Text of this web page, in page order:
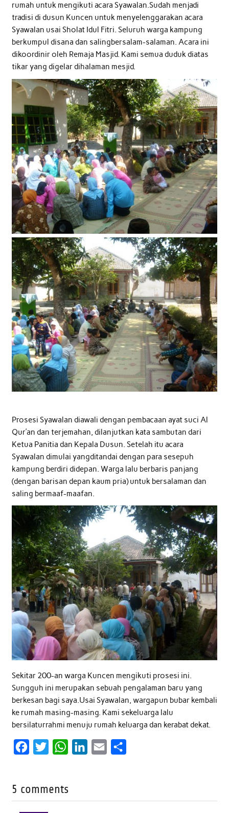
rumah untuk mengikuti acara Syawalan.Sudah menjadi
tradisi di dusun Kuncen untuk menyelenggarakan acara
Syawalan usai Sholat Idul Fitri. Seluruh warga kampung
berkumpul disana dan salingbersalam-salaman. Acara ini
dikoordinir oleh Remaja Masjid. Kami semua duduk diatas
tikar yang digelar dihalaman mesjid.
Prosesi Syawalan diawali dengan pembacaan ayat suci Al
Qur’an dan terjemahan, dilanjutkan kata sambutan dari
Ketua Panitia dan Kepala Dusun. Setelah itu acara
Syawalan dimulai yangditandai dengan para sesepuh
kampung berdiri didepan. Warga lalu berbaris panjang
(dengan barisan depan kaum pria) untuk bersalaman dan
saling bermaaf-maafan.
Sekitar 200-an warga Kuncen mengikuti prosesi ini.
Sungguh ini merupakan sebuah pengalaman baru yang
berkesan bagi saya.Usai Syawalan, wargapun bubar kembali
ke rumah masing-masing. Kami sekeluarga lalu
bersilaturrahmi menuju rumah keluarga dan kerabat dekat.
e
t
W
t
5 comments